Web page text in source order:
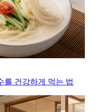
를 건강하게 먹는 법